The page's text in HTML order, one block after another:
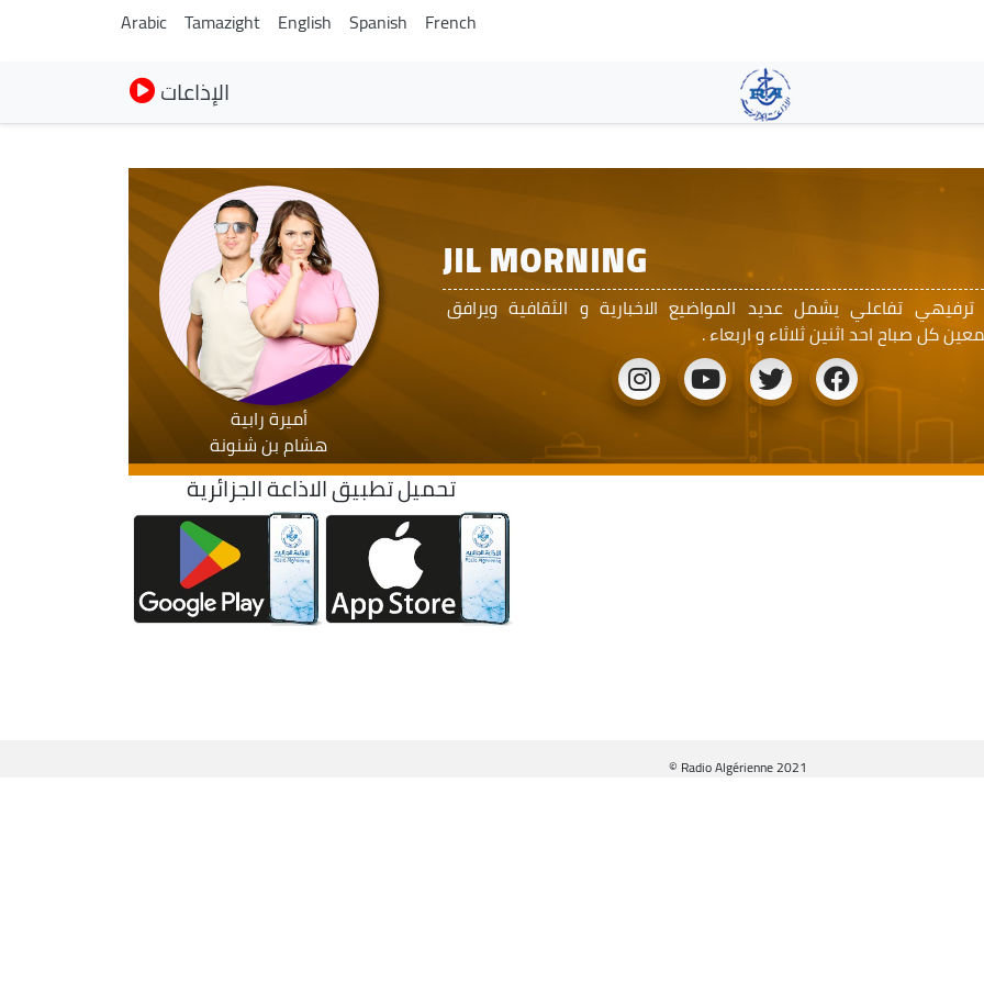
contenido
principal
Arabic Tamazight English Spanish French
الإذاعات
JIL MORNING
ترفيهي تفاعلي يشمل عديد المواضيع الاخبارية و الثقافية ويرافق
كل صباح احد اثنين ثلاثاء و اربعاء .
أميرة رابية
هشام بن شنونة
تحميل تطبيق الاذاعة الجزائرية
© Radio Algérienne 2021